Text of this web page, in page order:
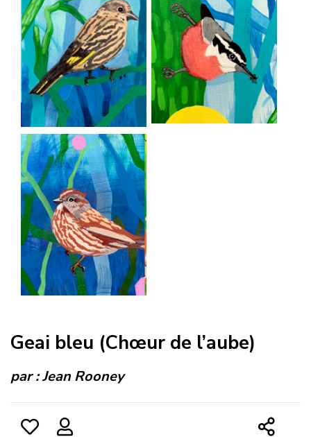
Geai bleu (Chœur de l’aube)
par :Jean Rooney